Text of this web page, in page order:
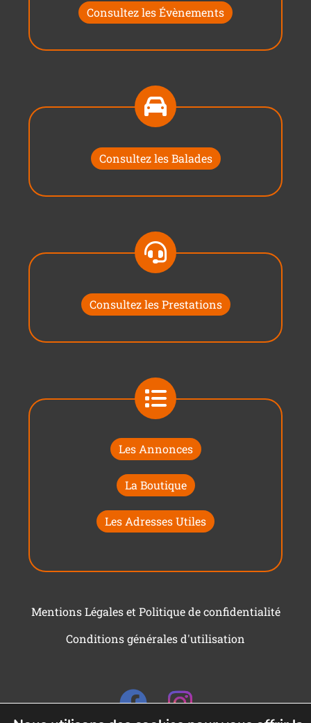
Consultez les Évènements
Consultez les Balades
Consultez les Prestations
Les Annonces
La Boutique
Les Adresses Utiles
Mentions Légales et Politique de confidentialité
Conditions générales d'utilisation